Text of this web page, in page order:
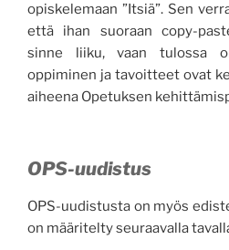
opiskelemaan ”Itsiä”. Sen
että ihan suoraan copy-
sinne liiku, vaan tulossa
oppiminen ja tavoitteet ovat
aiheena Opetuksen
OPS-uudistus
OPS-uudistusta on myös
on määritelty seuraavalla